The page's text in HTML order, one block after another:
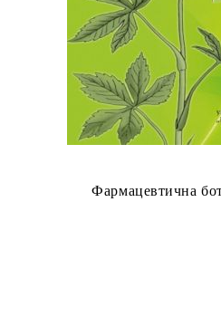
Фармацевтична